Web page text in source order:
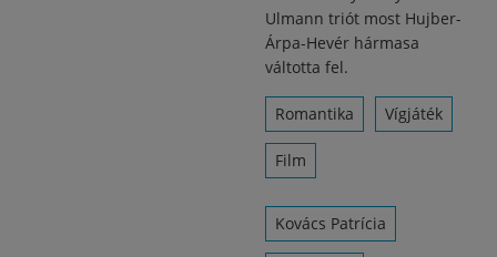
Ulmann triót most Hujber-
Árpa-Hevér hármasa
váltotta fel.
Romantika Vígjáték
Film
Kovács Patrícia